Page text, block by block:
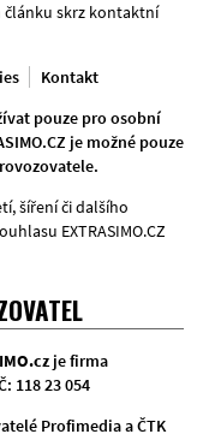
skrz kontaktní
Kontakt
pouze pro osobní
je možné pouze
šíření či dalšího
EXTRASIMO.CZ
je firma
118 23 054
Profimedia a ČTK